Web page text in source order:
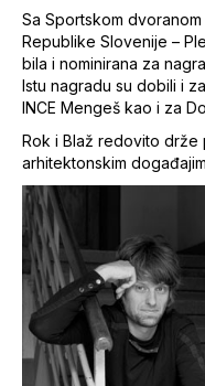
Sa Sportskom
Republike Slovenije –
bila i nominirana za
Istu nagradu su dobili i
INCE Mengeš kao i za
Rok i Blaž redovito drže
arhitektonskim